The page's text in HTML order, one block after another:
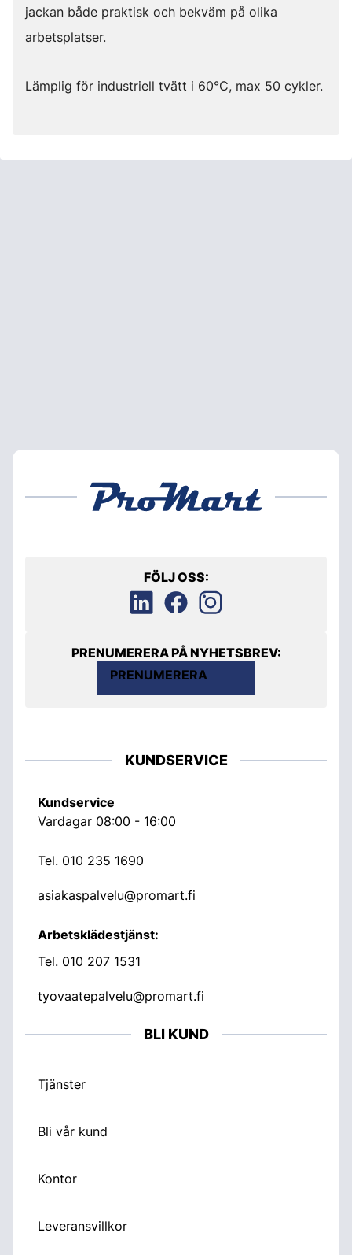
jackan både praktisk och bekväm på olika
arbetsplatser.
Lämplig för industriell tvätt i 60°C, max 50 cykler.
FÖLJ OSS:
PRENUMERERA PÅ NYHETSBREV:
PRENUMERERA
KUNDSERVICE
Kundservice
Vardagar 08:00 - 16:00
Tel. 010 235 1690
asiakaspalvelu@promart.fi
Arbetsklädestjänst:
Tel. 010 207 1531
tyovaatepalvelu@promart.fi
BLI KUND
Tjänster
Bli vår kund
Kontor
Leveransvillkor